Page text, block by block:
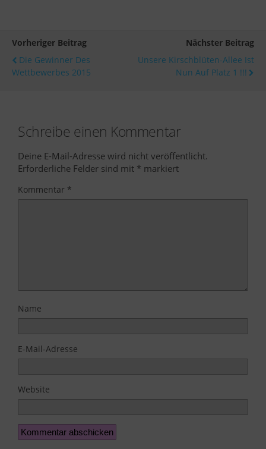
Vorheriger Beitrag
Die Gewinner Des
Wettbewerbes 2015
Nächster Beitrag
Unsere Kirschblüten-Allee Ist
Nun Auf Platz 1 !!!
Schreibe einen Kommentar
Deine E-Mail-Adresse wird nicht veröffentlicht.
Erforderliche Felder sind mit * markiert
Kommentar *
Name
E-Mail-Adresse
Website